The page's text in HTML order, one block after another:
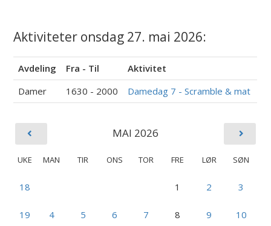
Aktiviteter onsdag 27. mai 2026:
Avdeling Fra - Til
Aktivitet
Damer
1630 - 2000 Damedag 7 - Scramble & mat
MAI 2026
UKE MAN TIR ONS TOR FRE LØR SØN
18 1 2 3
19 4 5 6 7 8 9 10